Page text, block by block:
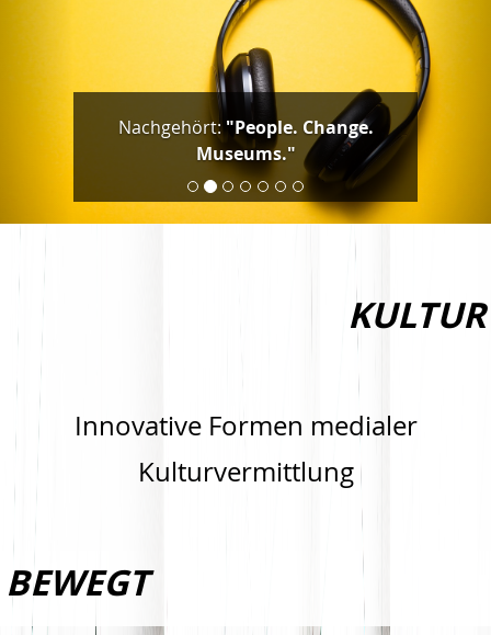
Nachgehört: "People. Change.
Museums."
KULTUR
Innovative Formen medialer
Kulturvermittlung
BEWEGT